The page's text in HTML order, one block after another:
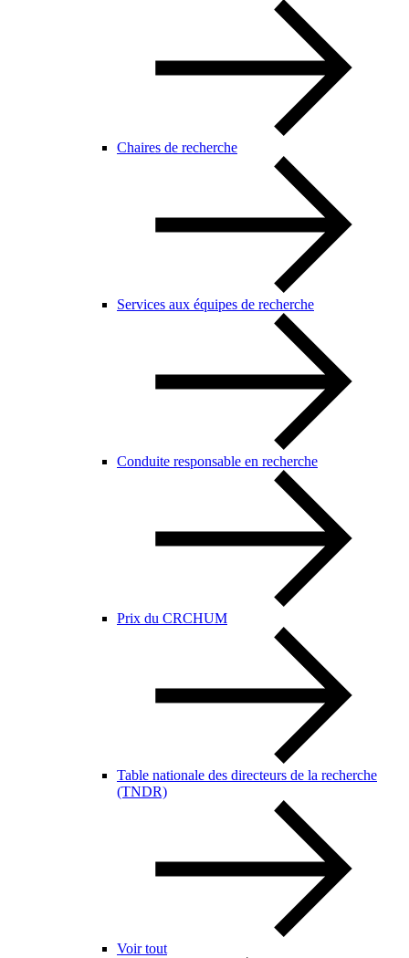
Chaires de recherche
Services aux équipes de recherche
Conduite responsable en recherche
Prix du CRCHUM
Table nationale des directeurs de la recherche
(TNDR)
Voir tout